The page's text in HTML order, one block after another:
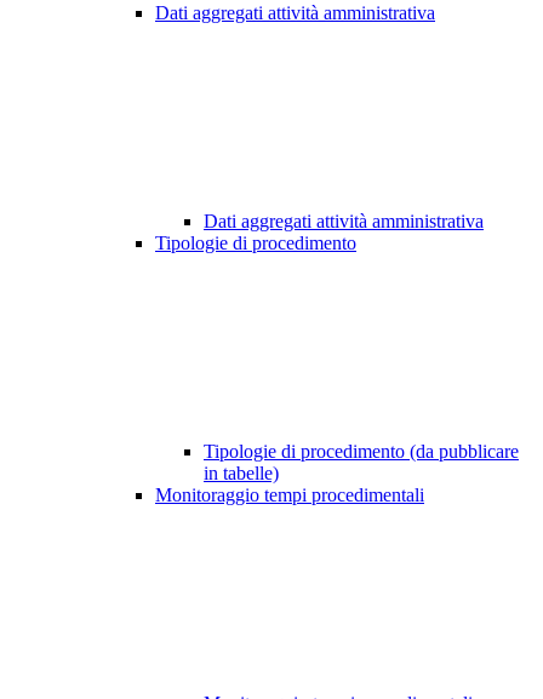
Dati aggregati attività amministrativa
Dati aggregati attività amministrativa
Tipologie di procedimento
Tipologie di procedimento (da pubblicare
in tabelle)
Monitoraggio tempi procedimentali